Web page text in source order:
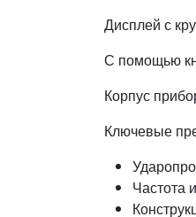
Дисплей с
С помощью
Корпус
Ключевые
Частота